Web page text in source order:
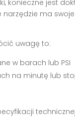
konieczne jest
ma
uwagę to:
w barach lub PSI
na minutę lub